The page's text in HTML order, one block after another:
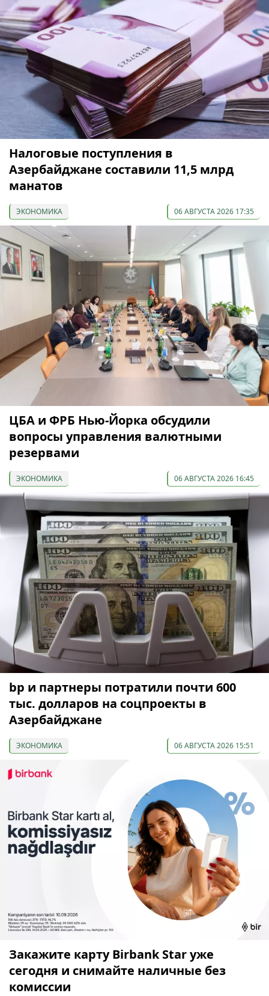
Налоговые поступления в
Азербайджане составили 11,5 млрд
манатов
ЭКОНОМИКА 06 АВГУСТА 2026 17:35
ЦБА и ФРБ Нью-Йорка обсудили
вопросы управления валютными
резервами
ЭКОНОМИКА 06 АВГУСТА 2026 16:45
bp и партнеры потратили почти 600
тыс. долларов на соцпроекты в
Азербайджане
ЭКОНОМИКА 06 АВГУСТА 2026 15:51
Закажите карту Birbank Star уже
сегодня и снимайте наличные без
комиссии